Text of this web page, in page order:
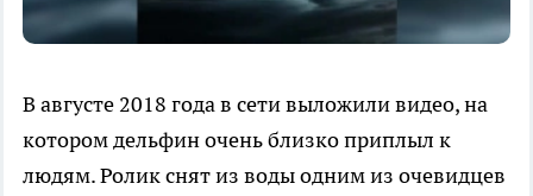
В августе 2018 года в сети выложили видео, на
котором дельфин очень близко приплыл к
людям. Ролик снят из воды одним из очевидцев